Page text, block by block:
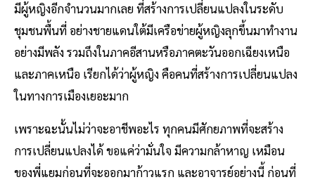
มีผู้หญิงอีกจำนวนมากเลย ที่สร้างการเปลี่ยนแปลงในระดับ
ชุมชนพื้นที่ อย่างชายแดนใต้มีเครือข่ายผู้หญิงลุกขึ้นมาทำงาน
อย่างมีพลัง รวมถึงในภาคอีสานหรือภาคตะวันออกเฉียงเหนือ
และภาคเหนือ เรียกได้ว่าผู้หญิง คือคนที่สร้างการเปลี่ยนแปลง
ในทางการเมืองเยอะมาก
เพราะฉะนั้นไม่ว่าจะอาชีพอะไร ทุกคนมีศักยภาพที่จะสร้าง
การเปลี่ยนแปลงได้ ขอแค่ว่ามั่นใจ มีความกล้าหาญ เหมือน
ของพี่แยมก่อนที่จะออกมาก้าวแรก และอาจารย์อย่างนี้ ก่อนที่